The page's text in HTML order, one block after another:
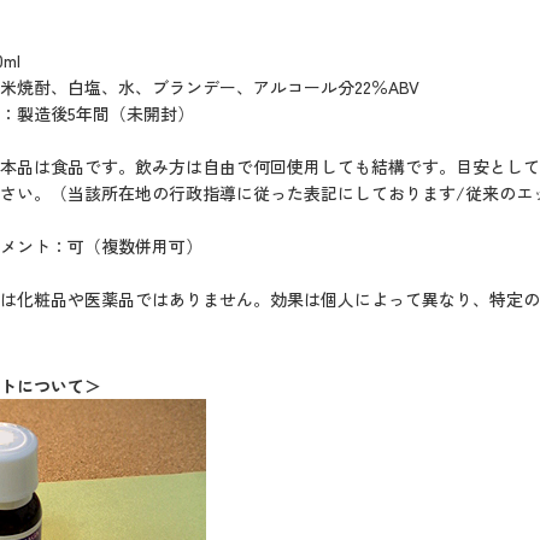
焼酎、白塩、水、ブランデー、アルコール分22％ABV
製造後5年間（未開封）
品は食品です。飲み方は自由で何回使用しても結構です。目安とし
い。（当該所在地の行政指導に従った表記にしております/従来の
ント：可（複数併用可）
粧品や医薬品ではありません。効果は個人によって異なり、特定
について＞